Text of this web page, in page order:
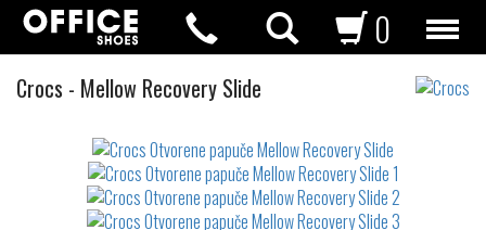
0
Crocs Otvorene
- Mellow Recovery Slide
waterrepellent